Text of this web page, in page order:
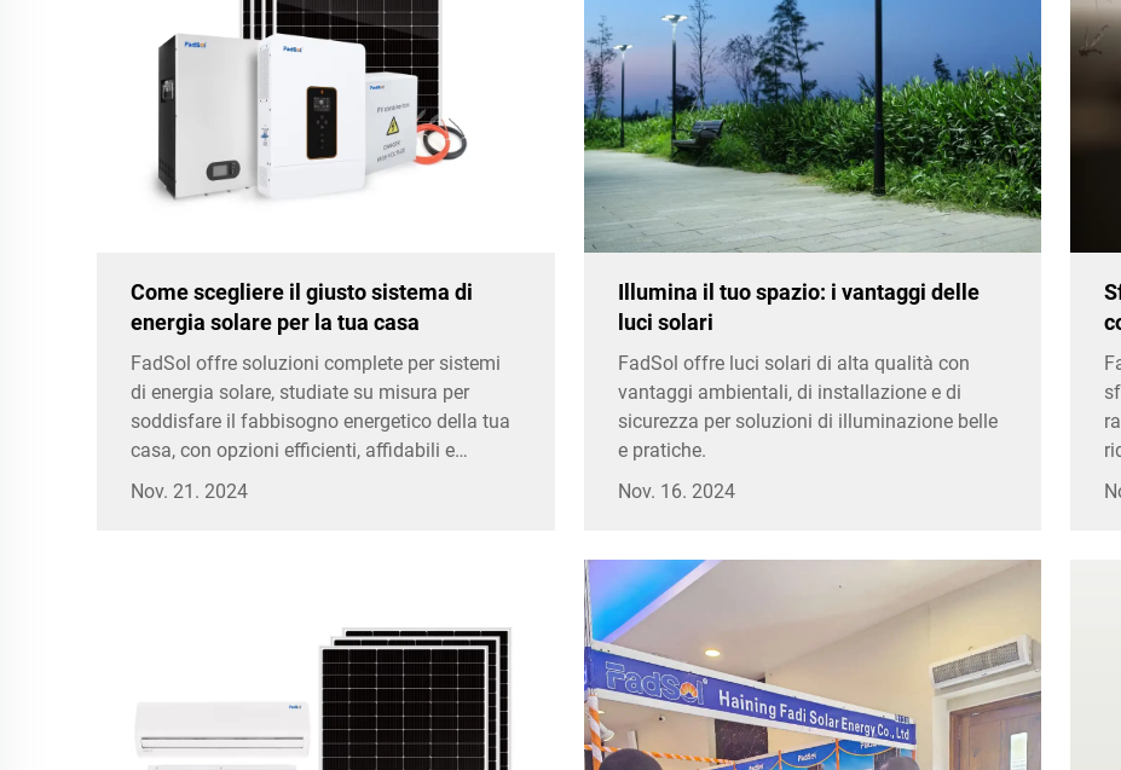
Come scegliere il giusto sistema di
energia solare per la tua casa
FadSol offre soluzioni complete per sistemi
di energia solare, studiate su misura per
soddisfare il fabbisogno energetico della tua
casa, con opzioni efficienti, affidabili e
sostenibili.
Nov. 21. 2024
Illumina il tuo spazio: i vantaggi delle
luci solari
FadSol offre luci solari di alta qualità con
vantaggi ambientali, di installazione e di
sicurezza per soluzioni di illuminazione belle
e pratiche.
Nov. 16. 2024